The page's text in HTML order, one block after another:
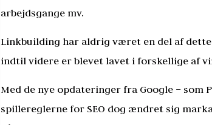
arbejdsgange mv.
Linkbuilding har aldrig været en del af dette
indtil videre er blevet lavet i forskellige af
Med de nye opdateringer fra Google –
spillereglerne for SEO dog ændret sig